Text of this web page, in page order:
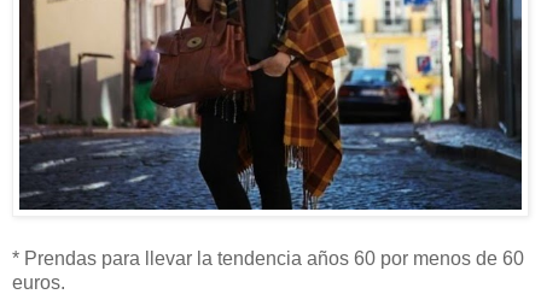
* Prendas para llevar la tendencia años 60 por menos de 60
euros.